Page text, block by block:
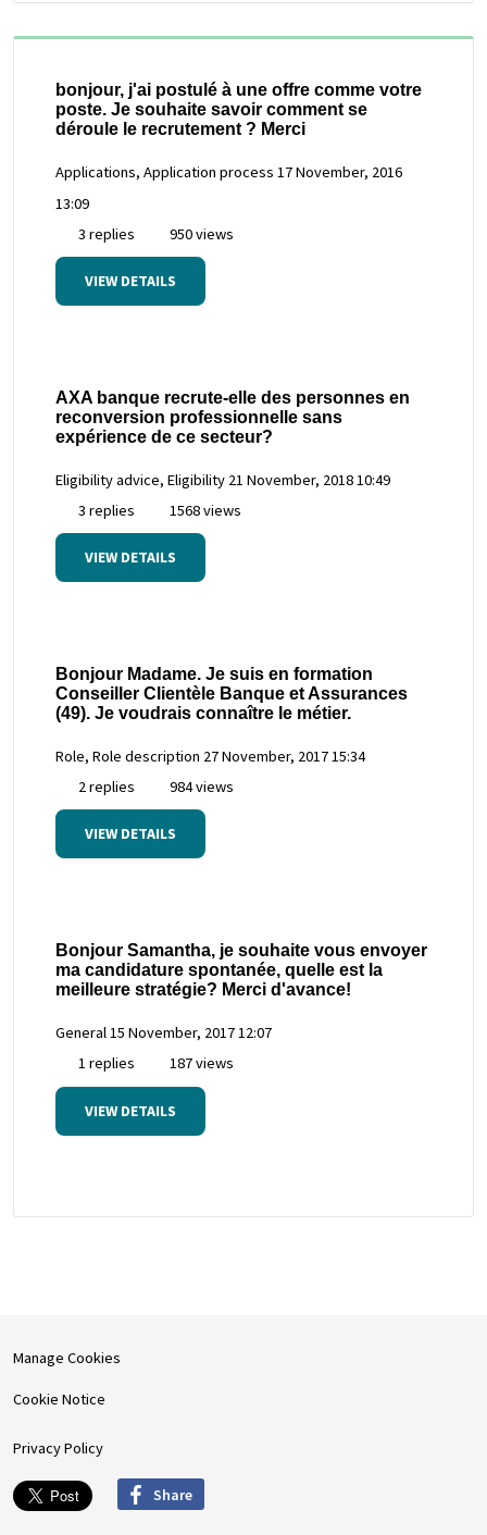
bonjour, j'ai postulé à une offre comme votre
poste. Je souhaite savoir comment se
déroule le recrutement ? Merci
Applications, Application process 17 November, 2016
13:09
3 replies
950 views
VIEW DETAILS
AXA banque recrute-elle des personnes en
reconversion professionnelle sans
expérience de ce secteur?
Eligibility advice, Eligibility 21 November, 2018 10:49
3 replies
1568 views
VIEW DETAILS
Bonjour Madame. Je suis en formation
Conseiller Clientèle Banque et Assurances
(49). Je voudrais connaître le métier.
Role, Role description 27 November, 2017 15:34
2 replies
984 views
VIEW DETAILS
Bonjour Samantha, je souhaite vous envoyer
ma candidature spontanée, quelle est la
meilleure stratégie? Merci d'avance!
General15 November, 2017 12:07
1 replies
187 views
VIEW DETAILS
Manage Cookies
Cookie Notice
Privacy Policy
Share